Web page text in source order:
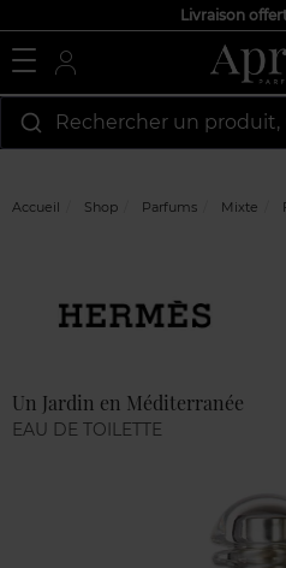
Livraison
Rechercher un produit,
Accueil Shop Parfums Mixte
Un Jardin en Méditerranée
EAU DE TOILETTE